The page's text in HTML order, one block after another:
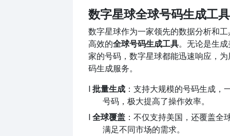
数字星球全球号码生成工具
数字星球作为一家领先的数据分析和
高效的全球号码生成工具。无论是生
家的号码，数字星球都能迅速响应，
码生成服务。
l 批量生成 ：支持大规模的号码生成，
号码，极大提高了操作效率。
l 全球覆盖 ：不仅支持美国，还覆盖全
满足不同市场的需求。